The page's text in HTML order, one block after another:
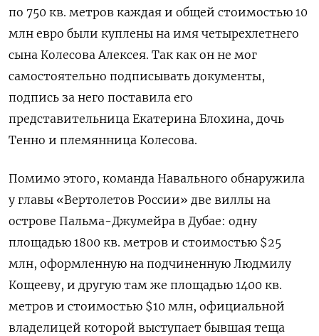
по 750 кв. метров каждая и общей стоимостью 10
млн евро были куплены на имя четырехлетнего
сына Колесова Алексея. Так как он не мог
самостоятельно подписывать документы,
подпись за него поставила его
представительница Екатерина Блохина, дочь
Тенно и племянница Колесова.
Помимо этого, команда Навального обнаружила
у главы «Вертолетов России» две виллы на
острове Пальма-Джумейра в Дубае: одну
площадью 1800 кв. метров и стоимостью $25
млн, оформленную на подчиненную Людмилу
Кощееву, и другую там же площадью 1400 кв.
метров и стоимостью $10 млн, официальной
владелицей которой выступает бывшая теща